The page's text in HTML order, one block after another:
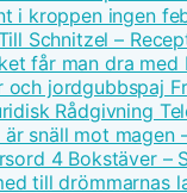
i kroppen ingen
Schnitzel –
får man dra
och jordgubbspaj
Rådgivning
snäll mot magen
4 Bokstäver –
till drömmarnas